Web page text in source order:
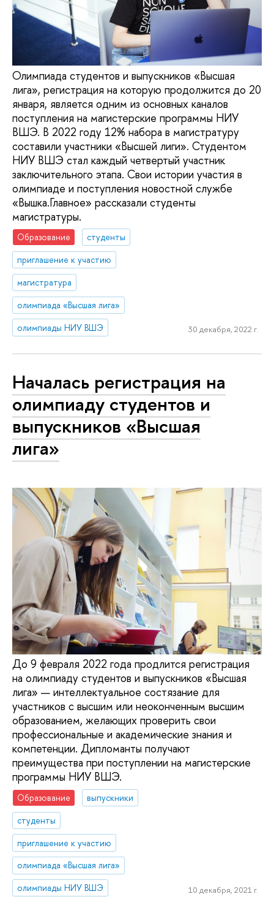
Олимпиада студентов и выпускников «Высшая
лига», регистрация на которую продолжится до 20
января, является одним из основных каналов
поступления на магистерские программы НИУ
ВШЭ. В 2022 году 12% набора в магистратуру
составили участники «Высшей лиги». Студентом
НИУ ВШЭ стал каждый четвертый участник
заключительного этапа. Свои истории участия в
олимпиаде и поступления новостной службе
«Вышка.Главное» рассказали студенты
магистратуры.
Образование
студенты
приглашение к участию
магистратура
олимпиада «Высшая лига»
олимпиады НИУ ВШЭ
30 декабря, 2022 г.
Началась регистрация на
олимпиаду студентов и
выпускников «Высшая
лига»
До 9 февраля 2022 года продлится регистрация
на олимпиаду студентов и выпускников «Высшая
лига» — интеллектуальное состязание для
участников с высшим или неоконченным высшим
образованием, желающих проверить свои
профессиональные и академические знания и
компетенции. Дипломанты получают
преимущества при поступлении на магистерские
программы НИУ ВШЭ.
Образование
выпускники
студенты
приглашение к участию
олимпиада «Высшая лига»
олимпиады НИУ ВШЭ
10 декабря, 2021 г.